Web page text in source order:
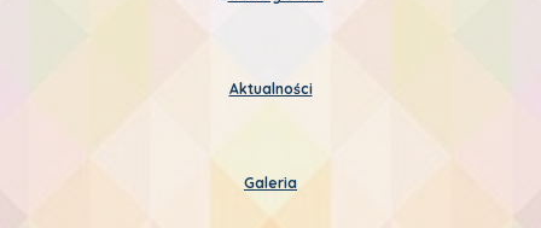
Aktualności
Galeria